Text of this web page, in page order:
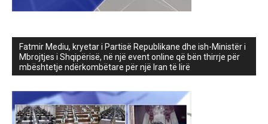
Fatmir Mediu, kryetar i Partisë Republikane dhe ish-Ministër i
Mbrojtjes i Shqipërisë, në një event online që bën thirrje për
mbështetje ndërkombëtare për një Iran të lirë